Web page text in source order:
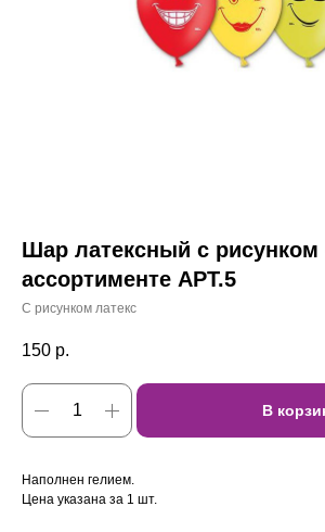
Шар латексный с
ассортименте АРТ.5
С рисунком латекс
150 р.
В
Наполнен гелием.
Цена указана за 1 шт.